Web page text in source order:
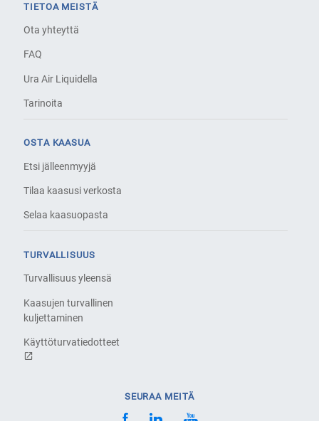
TIETOA MEISTÄ
Ota yhteyttä
FAQ
Ura Air Liquidella
Tarinoita
OSTA KAASUA
Etsi jälleenmyyjä
Tilaa kaasusi verkosta
Selaa kaasuopasta
TURVALLISUUS
Turvallisuus yleensä
Kaasujen turvallinen
kuljettaminen
Käyttöturvatiedotteet
SEURAA MEITÄ